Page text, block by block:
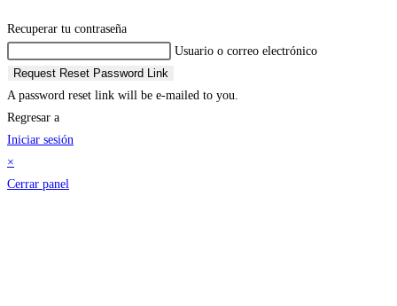
Recuperar tu contraseña
Usuario o correo electrónico
Request Reset Password Link
A password reset link will be e-mailed to you.
Regresar a
Iniciar sesión
×
Cerrar panel